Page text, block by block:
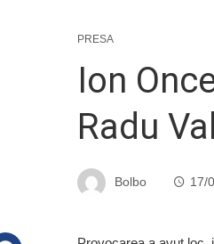
PRESA
Ion
Radu
Bolbo 17/